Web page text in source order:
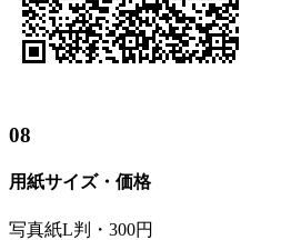
08
用紙サイズ・価格
写真紙L判・300円